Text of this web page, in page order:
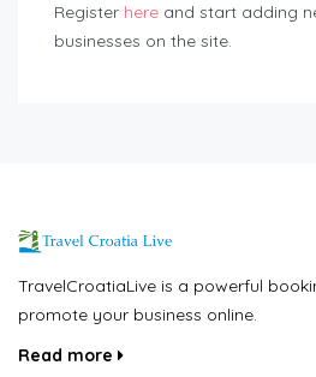
Register here and start adding
businesses on the site.
TravelCroatiaLive is a powerful
promote your business online.
Read more